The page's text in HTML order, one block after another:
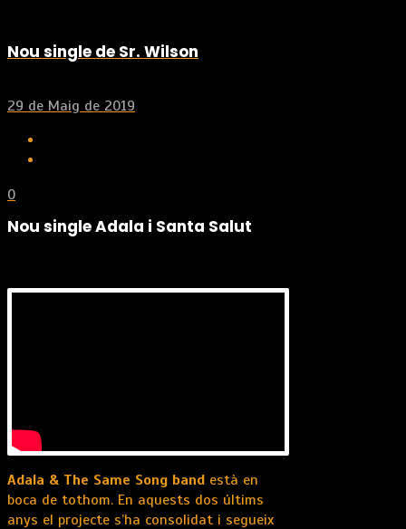
Nou single de Sr. Wilson
29 de Maig de 2019
0
Nou single Adala i Santa Salut
Adala & The Same Song band està en
boca de tothom. En aquests dos últims
anys el projecte s’ha consolidat i segueix